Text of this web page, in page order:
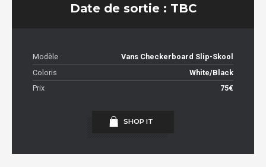
Date de sortie : TBC
Modèle
Vans Checkerboard Slip-Skool
Coloris
White/Black
Prix
75€
SHOP IT